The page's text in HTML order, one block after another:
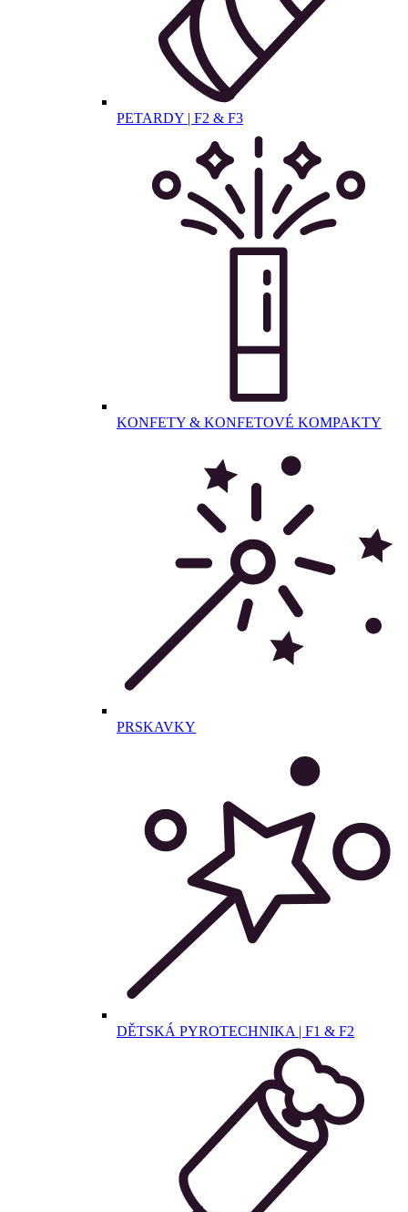
PETARDY | F2 & F3
KONFETY & KONFETOVÉ KOMPAKTY
PRSKAVKY
DĚTSKÁ PYROTECHNIKA | F1 & F2